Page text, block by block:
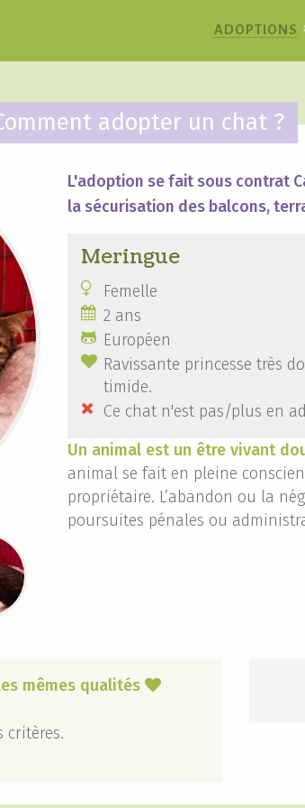
ADOPTIONS
adopter un chat ?
L'adoption se fait sous contrat
la sécurisation des balcons,
Meringue
 Femelle
 2 ans
 Européen
 Ravissante princesse très
timide.

Ce chat n'est pas/plus en
Un animal est un être vivant
animal se fait en pleine
propriétaire. L’abandon ou la
poursuites pénales ou
mêmes qualités 
critères.